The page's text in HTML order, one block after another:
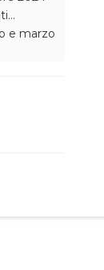
e marzo